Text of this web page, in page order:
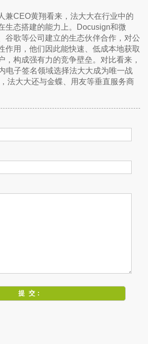
兼CEO黄翔看来，法大大在行业中的
生态搭建的能力上。Docusign和微
谷歌等公司建立的生态伙伴合作，对公
作用，他们因此能快速、低成本地获取
，构成强有力的竞争壁垒。对比看来，
电子签名领域选择法大大成为唯一战
法大大还与金蝶、用友等垂直服务商